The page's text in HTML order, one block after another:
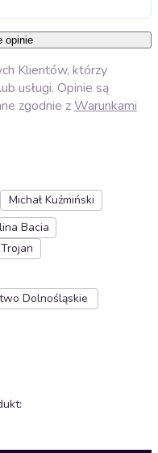
opinie
Klientów, którzy
usługi. Opinie są
zgodnie zWarunkami
Michał Kuźmiński
Bacia
Dolnośląskie
: